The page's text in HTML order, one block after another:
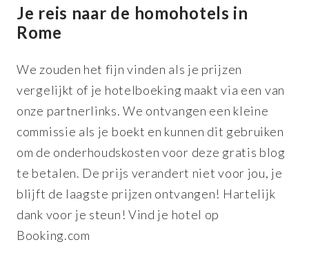
Je reis naar de homohotels in
Rome
We zouden het fijn vinden als je prijzen
vergelijkt of je hotelboeking maakt via een van
onze partnerlinks. We ontvangen een kleine
commissie als je boekt en kunnen dit gebruiken
om de onderhoudskosten voor deze gratis blog
te betalen. De prijs verandert niet voor jou, je
blijft de laagste prijzen ontvangen! Hartelijk
dank voor je steun! Vind je hotel op
Booking.com